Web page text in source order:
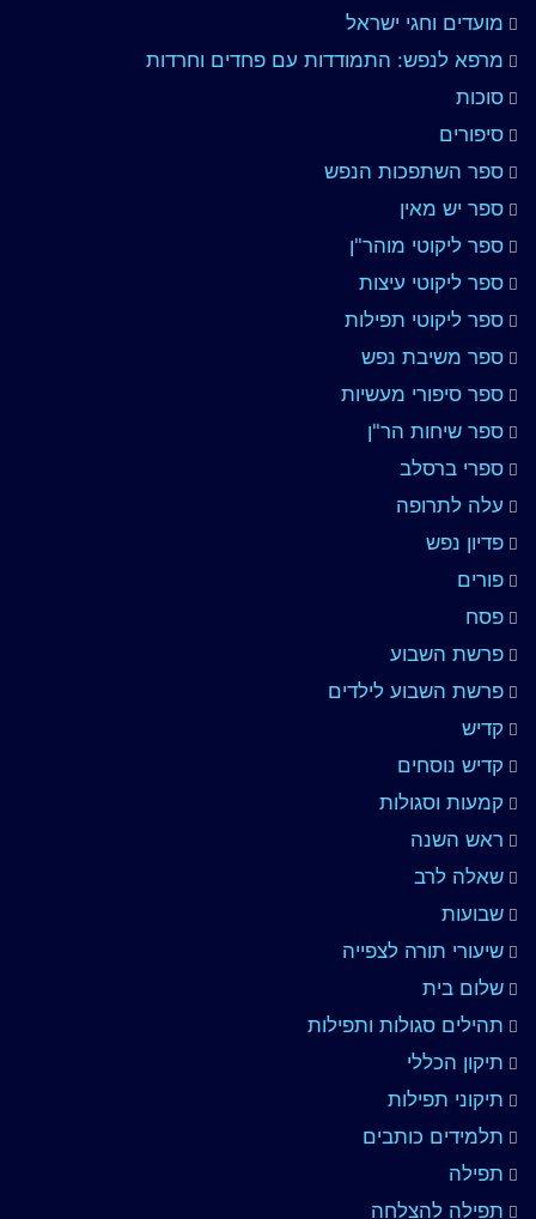
מועדים וחגי ישראל
מרפא לנפש: התמודדות עם פחדים וחרדות
סוכות
סיפורים
ספר השתפכות הנפש
ספר יש מאין
ספר ליקוטי מוהר"ן
ספר ליקוטי עיצות
ספר ליקוטי תפילות
ספר משיבת נפש
ספר סיפורי מעשיות
ספר שיחות הר"ן
ספרי ברסלב
עלה לתרופה
פדיון נפש
פורים
פסח
פרשת השבוע
פרשת השבוע לילדים
קדיש
קדיש נוסחים
קמעות וסגולות
ראש השנה
שאלה לרב
שבועות
שיעורי תורה לצפייה
שלום בית
תהילים סגולות ותפילות
תיקון הכללי
תיקוני תפילות
תלמידים כותבים
תפילה
תפילה להצלחה